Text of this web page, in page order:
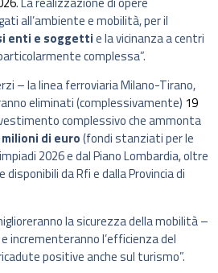
all’ambiente e mobilità, per il
enti e soggettie la vicinanza a centri
complessa”.
– la linea ferroviaria Milano-Tirano,
eliminati (complessivamente) 19
complessivo che ammonta
milioni di euro(fondi stanziati per le
2026 e dal Piano Lombardia, oltre
da Rfi e dalla Provincia di
la sicurezza della mobilità –
incrementeranno l’efficienza del
positive anche sul turismo”.